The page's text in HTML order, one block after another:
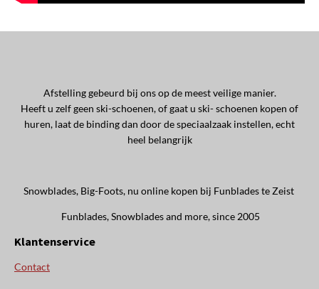
Afstelling gebeurd bij ons op de meest veilige manier.
Heeft u zelf geen ski-schoenen, of gaat u ski- schoenen kopen of
huren, laat de binding dan door de speciaalzaak instellen, echt
heel belangrijk
Snowblades, Big-Foots, nu online kopen bij Funblades te Zeist
Funblades, Snowblades and more, since 2005
Klantenservice
Contact